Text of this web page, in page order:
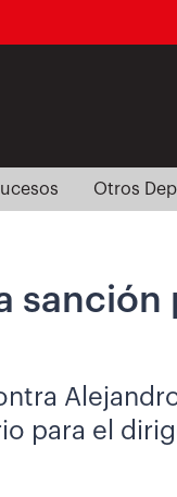
Otros
para el